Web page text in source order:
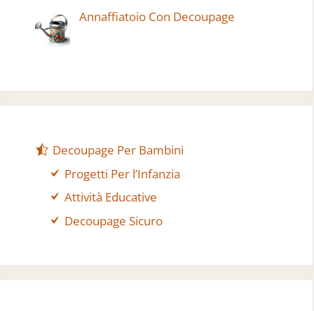
Annaffiatoio Con Decoupage
Decoupage Per Bambini
Progetti Per l’Infanzia
Attività Educative
Decoupage Sicuro